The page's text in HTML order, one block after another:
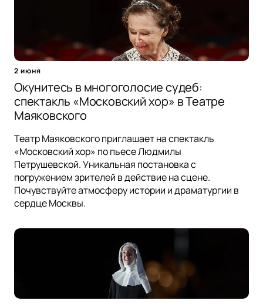
2 июня
Окунитесь в многоголосие судеб:
спектакль «Московский хор» в Театре
Маяковского
Театр Маяковского приглашает на спектакль
«Московский хор» по пьесе Людмилы
Петрушевской. Уникальная постановка с
погружением зрителей в действие на сцене.
Почувствуйте атмосферу истории и драматургии в
сердце Москвы.